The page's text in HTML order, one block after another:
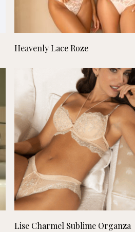
Lees verder
Heavenly Lace Roze
Lees verder
Lise Charmel Sublime Organza